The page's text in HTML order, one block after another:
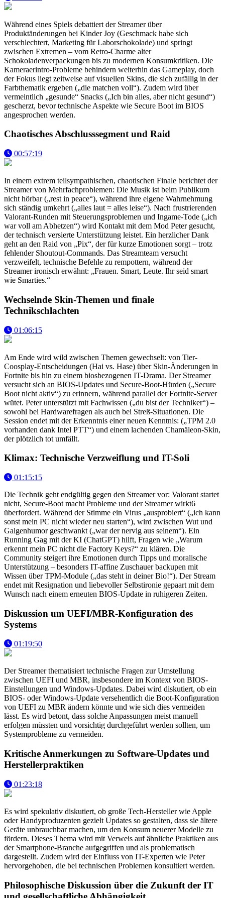
Während eines Spiels debattiert der Streamer über
Produktänderungen bei Kinder Joy (Geschmack habe sich
verschlechtert, Marketing für Laborschokolade) und springt
zwischen Extremen – vom Retro-Charme alter
Schokoladenverpackungen bis zu modernen Konsumkritiken. Die
Kameraerintro-Probleme behindern weiterhin das Gameplay, doch
der Fokus liegt zeitweise auf visuellen Skins, die sich zufällig in der
Farbthematik ergeben („die matchen voll“). Zudem wird über
vermeintlich „gesunde“ Snacks („Ich bin alles, aber nicht gesund“)
gescherzt, bevor technische Aspekte wie Secure Boot im BIOS
angesprochen werden.
Chaotisches Abschlusssegment und Raid
00:57:19
In einem extrem teilsympathischen, chaotischen Finale berichtet der
Streamer von Mehrfachproblemen: Die Musik ist beim Publikum
nicht hörbar („rest in peace“), während ihre eigene Wahrnehmung
sich ständig umkehrt („alles laut = alles leise“). Nach frustrierenden
Valorant-Runden mit Steuerungsproblemen und Ingame-Tode („ich
war voll am Abhetzen“) wird Kontakt mit dem Mod Peter gesucht,
der technisch versierte Unterstützung leistet. Ein herzlicher Dank
geht an den Raid von „Pix“, der für kurze Emotionen sorgt – trotz
fehlender Shoutout-Commands. Das Streamteam versucht
verzweifelt, technische Befehle zu rempottern, während der
Streamer ironisch erwähnt: „Frauen. Smart, Leute. Ihr seid smart
wie Smarties.“
Wechselnde Skin-Themen und finale
Technikschlachten
01:06:15
Am Ende wird wild zwischen Themen gewechselt: von Tier-
Coosplay-Entscheidungen (Hai vs. Hase) über Skin-Änderungen in
Fortnite bis hin zu einem biosbezogenen IT-Drama. Der Streamer
versucht sich an BIOS-Updates und Secure-Boot-Hürden („Secure
Boot nicht aktiv“) zu erinnern, während parallel der Fortnite-Server
wütet. Peter unterstützt mit Fachwissen („du bist der Techniker“) –
sowohl bei Hardwarefragen als auch bei Streß-Situationen. Die
Session endet mit der Erkenntnis einer neuen Kenntnis: („TPM 2.0
vorhanden dank Intel PTT“) und einem lachenden Chamäleon-Skin,
der plötzlich tot umfällt.
Klimax: Technische Verzweiflung und IT-Soli
01:15:15
Die Technik geht endgültig gegen den Streamer vor: Valorant startet
nicht, Secure-Boot macht Probleme und der Streamer wirkt6
überfordert. Während der Stimme ein Virus „ausprobiert“ („ich kann
sonst mein PC nicht wieder neu starten“), wird zwischen Wut und
Galgenhumor geschwankt („war der nervig aus seinem“). Ein
Running Gag mit der KI (ChatGPT) hilft, Fragen wie „Warum
erkennt mein PC nicht die Factory Keys?“ zu klären. Die
Community steigert ihre Emotionen durch Tipps und moralische
Unterstützung – besonders IT-affine Zuschauer backupen mit
Wissen über TPM-Module („das steht in deiner Bio!“). Der Stream
endet mit Resignation und liebevoller Selbstironie gepaart mit dem
Wunsch nach einem erneuten BIOS-Update in ruhigeren Zeiten.
Diskussion um UEFI/MBR-Konfiguration des
Systems
01:19:50
Der Streamer thematisiert technische Fragen zur Umstellung
zwischen UEFI und MBR, insbesondere im Kontext von BIOS-
Einstellungen und Windows-Updates. Dabei wird diskutiert, ob ein
BIOS- oder Windows-Update versehentlich die Boot-Konfiguration
von UEFI zu MBR ändern könnte und wie sich dies vermeiden
lässt. Es wird betont, dass solche Anpassungen meist manuell
erfolgen müssten und vorsichtig durchgeführt werden sollten, um
Systemprobleme zu vermeiden.
Kritische Anmerkungen zu Software-Updates und
Herstellerpraktiken
01:23:18
Es wird spekulativ diskutiert, ob große Tech-Hersteller wie Apple
oder Handyproduzenten gezielt Updates so gestalten, dass sie ältere
Geräte unbrauchbar machen, um den Konsum neuerer Modelle zu
fördern. Dieses Thema wird mit Verweis auf ähnliche Praktiken aus
der Smartphone-Branche aufgegriffen und als problematisch
dargestellt. Zudem wird der Einfluss von IT-Experten wie Peter
hervorgehoben, die bei technischen Problemen konsultiert werden.
Philosophische Diskussion über die Zukunft der IT